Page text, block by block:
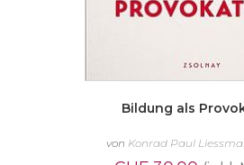
Bildung als
von Konrad Paul